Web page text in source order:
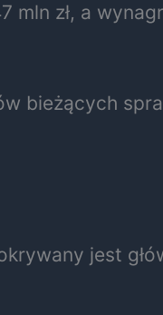
mln zł, a
bieżących
jest